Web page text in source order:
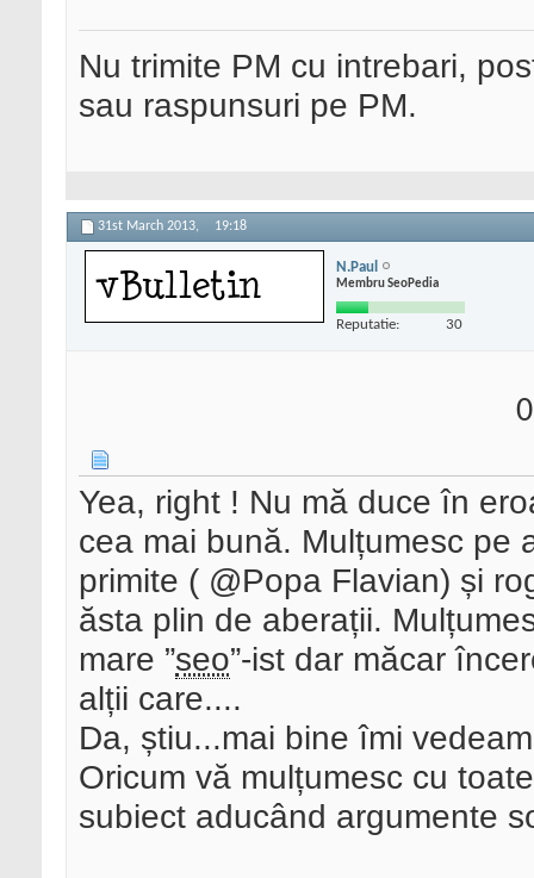
Nu trimite PM cu intrebari,
sau raspunsuri pe PM.
31st March 2013, 19:18
N.Paul
Membru SeoPedia
Reputatie: 30
Yea, right ! Nu mă duce în
cea mai bună. Mulțumesc pe
primite ( @Popa Flavian) și
ăsta plin de aberații.
mare ”seo”-ist dar măcar
alții care....
Da, știu...mai bine îmi
Oricum vă mulțumesc cu
subiect aducând argumente